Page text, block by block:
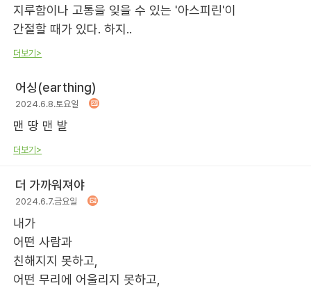
지루함이나 고통을 잊을 수 있는 '아스피린'이
간절할 때가 있다. 하지..
더보기>
어싱(earthing)
2024.6.8.토요일
맨 땅 맨 발
더보기>
더 가까워져야
2024.6.7.금요일
내가
어떤 사람과
친해지지 못하고,
어떤 무리에 어울리지 못하고,